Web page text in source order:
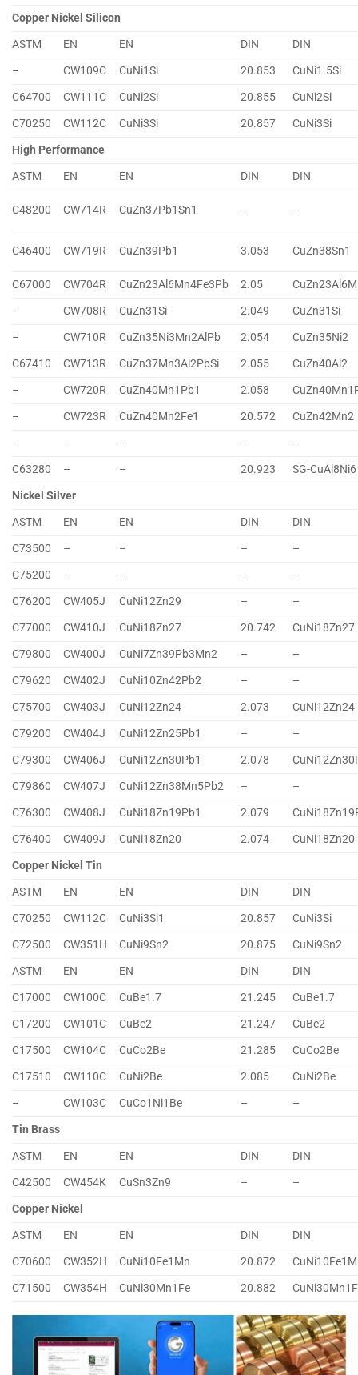
Copper Nickel Silicon
ASTM
EN EN DIN
DIN
–
CW109C CuNi1Si 20.853
CuNi1.5Si
C64700
CW111C CuNi2Si 20.855
CuNi2Si
C70250
CW112C CuNi3Si 20.857
CuNi3Si
High Performance
ASTM
EN EN DIN DIN
C48200 CW714R CuZn37Pb1Sn1 – –
C46400 CW719R CuZn39Pb1 3.053 CuZn38Sn1
C67000 CW704R CuZn23Al6Mn4Fe3Pb 2.05
–
CW708R CuZn31Si 2.049
CuZn31Si
–
CW710R CuZn35Ni3Mn2AlPb 2.054
CuZn35Ni2
C67410
CW713R CuZn37Mn3Al2PbSi 2.055
CuZn40Al2
–
CW720R CuZn40Mn1Pb1 2.058
–
CW723R CuZn40Mn2Fe1 20.572
CuZn42Mn2
–
– – –
–
C63280
– – 20.923
SG-CuAl8Ni6
Nickel Silver
ASTM
EN EN DIN
DIN
C73500
– – –
–
C75200
– – –
–
C76200
CW405J CuNi12Zn29 –
–
C77000
CW410J CuNi18Zn27 20.742
CuNi18Zn27
C79800
CW400J CuNi7Zn39Pb3Mn2 –
–
C79620
CW402J CuNi10Zn42Pb2 –
–
C75700
CW403J CuNi12Zn24 2.073
CuNi12Zn24
C79200
CW404J CuNi12Zn25Pb1 –
–
C79300
CW406J CuNi12Zn30Pb1 2.078
C79860
CW407J CuNi12Zn38Mn5Pb2 –
–
C76300
CW408J CuNi18Zn19Pb1 2.079
C76400
CW409J CuNi18Zn20 2.074
CuNi18Zn20
Copper Nickel Tin
ASTM
EN EN DIN
DIN
C70250
CW112C CuNi3Si1 20.857
CuNi3Si
C72500
CW351H CuNi9Sn2 20.875
CuNi9Sn2
ASTM
EN EN DIN
DIN
C17000
CW100C CuBe1.7 21.245
CuBe1.7
C17200
CW101C CuBe2 21.247
CuBe2
C17500
CW104C CuCo2Be 21.285
CuCo2Be
C17510
CW110C CuNi2Be 2.085
CuNi2Be
–
CW103C CuCo1Ni1Be –
–
Tin Brass
ASTM
EN EN DIN
DIN
C42500
CW454K CuSn3Zn9 –
–
Copper Nickel
ASTM
EN EN DIN
DIN
C70600
CW352H CuNi10Fe1Mn 20.872
C71500
CW354H CuNi30Mn1Fe 20.882